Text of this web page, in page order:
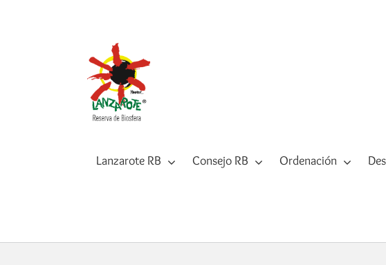
Lanzarote RB Consejo RB Ordenación